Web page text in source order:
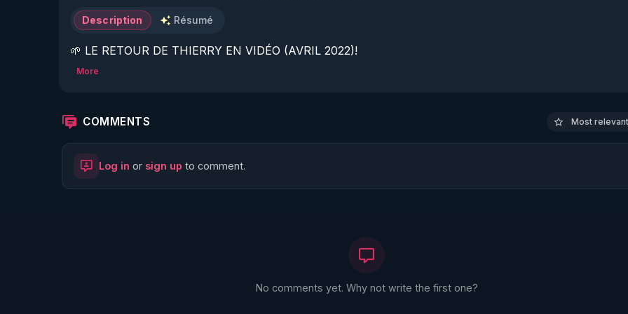
Description Résumé
🌱 LE RETOUR DE THIERRY EN VIDÉO (AVRIL 2022)!
🌱 LE MAGAZINE RÉGÉNÈRE
http://rgnr.li/ymag
More
COMMENTS Most
Log in or sign up to comment.
No comments yet. Why not write the first one?